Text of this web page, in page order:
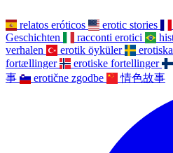
relatos eróticos erotic stories
Geschichten
racconti erotici
verhalen
erotik öyküler
fortællinger
erotiske fortellinger
事
erotične zgodbe 情色故事